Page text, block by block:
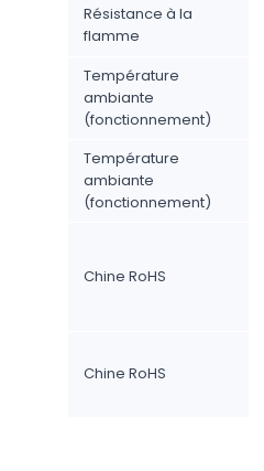
Résistance à la
flamme
Température
ambiante
(fonctionnement)
Température
ambiante
(fonctionnement)
Chine RoHS
Chine RoHS